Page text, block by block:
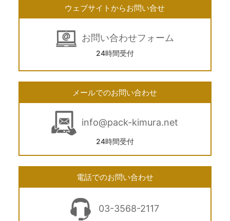
ウェブサイトからお問い合せ
お問い合わせフォーム
24時間受付
メールでのお問い合わせ
info@pack-kimura.net
24時間受付
電話でのお問い合わせ
03-3568-2117